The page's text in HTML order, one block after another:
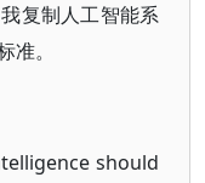
复制人工智能系
。
should